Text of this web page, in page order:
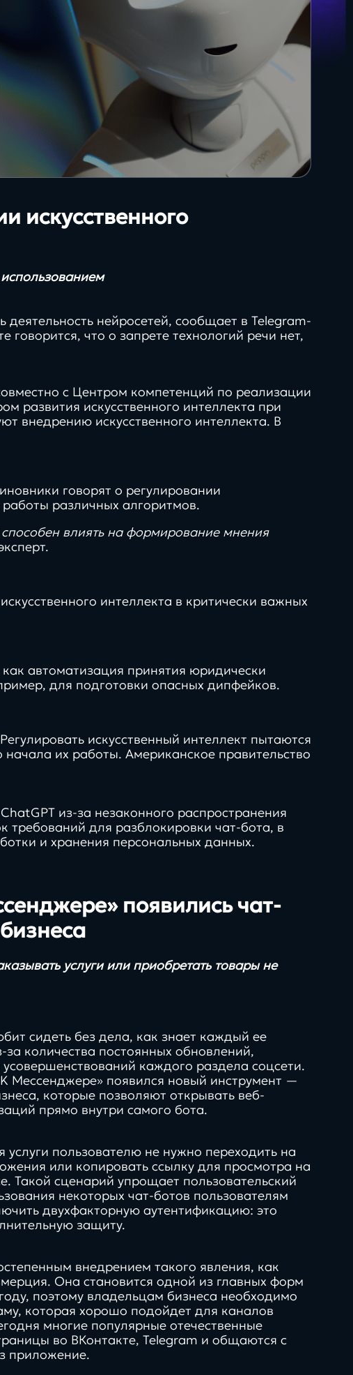
+ Госключ
Яндекс для бизнеса
креатив
искусственный
интеллект,
и
гайды
инструкции, чек-
листы, шаблоны и
полезные
материалы
сертифицированных
специалистов
технологий и интеграций
Продукты
искусственного
нейросетей, сообщает в Telegram-
что о запрете технологий речи нет,
с Центром компетенций по реализации
развития искусственного интеллекта при
внедрению искусственного интеллекта. В
говорят о регулировании
различных алгоритмов.
влиять на формирование мнения
интеллекта в критически важных
автоматизация принятия юридически
для подготовки опасных дипфейков.
искусственный интеллект пытаются
их работы. Американское правительство
из-за незаконного распространения
требований для разблокировки чат-бота, в
и хранения персональных данных.
появились чат-
услуги или приобретать товары не
сидеть без дела, как знает каждый ее
за количества постоянных обновлений,
каждого раздела соцсети.
Мессенджере» появился новый инструмент —
которые позволяют открывать веб-
прямо внутри самого бота.
пользователю не нужно переходить на
или копировать ссылку для просмотра на
Такой сценарий упрощает пользовательский
некоторых чат-ботов пользователям
двухфакторную аутентификацию: это
защиту.
внедрением такого явления, как
Она становится одной из главных форм
поэтому владельцам бизнеса необходимо
которая хорошо подойдет для каналов
многие популярные отечественные
во ВКонтакте, Telegram и общаются с
приложение.